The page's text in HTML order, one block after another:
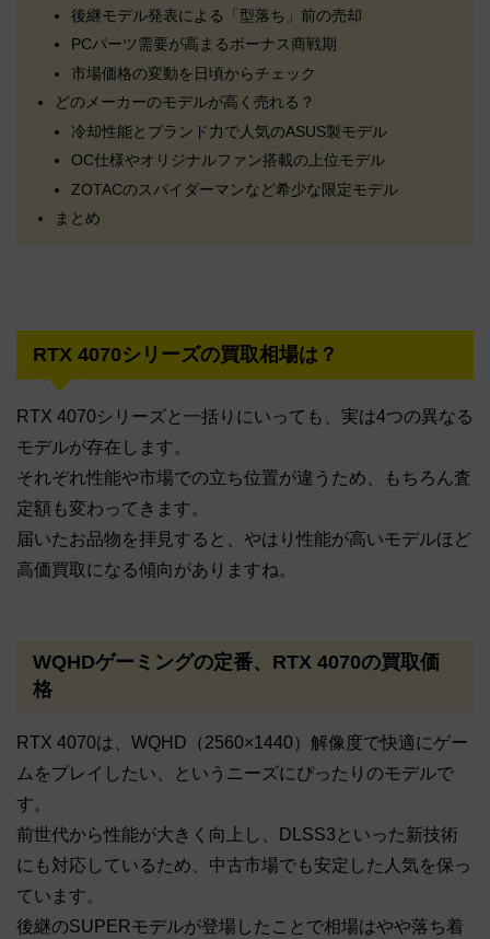
後継モデル発表による「型落ち」前の売却
PCパーツ需要が高まるボーナス商戦期
市場価格の変動を日頃からチェック
どのメーカーのモデルが高く売れる？
冷却性能とブランド力で人気のASUS製モデル
OC仕様やオリジナルファン搭載の上位モデル
ZOTACのスパイダーマンなど希少な限定モデル
まとめ
RTX 4070シリーズの買取相場は？
RTX 4070シリーズと一括りにいっても、実は4つの異なる
モデルが存在します。
それぞれ性能や市場での立ち位置が違うため、もちろん査
定額も変わってきます。
届いたお品物を拝見すると、やはり性能が高いモデルほど
高価買取になる傾向がありますね。
WQHDゲーミングの定番、RTX 4070の買取価
格
RTX 4070は、WQHD（2560×1440）解像度で快適にゲー
ムをプレイしたい、というニーズにぴったりのモデルで
す。
前世代から性能が大きく向上し、DLSS3といった新技術
にも対応しているため、中古市場でも安定した人気を保っ
ています。
後継のSUPERモデルが登場したことで相場はやや落ち着